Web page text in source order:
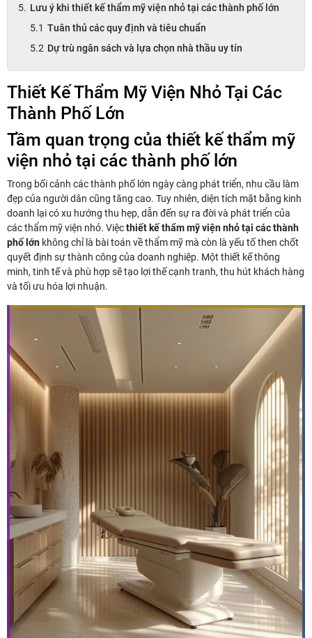
Lưu ý khi thiết kế thẩm mỹ viện nhỏ tại các thành phố lớn
Tuân thủ các quy định và tiêu chuẩn
Dự trù ngân sách và lựa chọn nhà thầu uy tín
Thiết Kế Thẩm Mỹ Viện Nhỏ Tại Các
Thành Phố Lớn
Tầm quan trọng của thiết kế thẩm mỹ
viện nhỏ tại các thành phố lớn
Trong bối cảnh các thành phố lớn ngày càng phát triển, nhu cầu làm
đẹp của người dân cũng tăng cao. Tuy nhiên, diện tích mặt bằng kinh
doanh lại có xu hướng thu hẹp, dẫn đến sự ra đời và phát triển của
các thẩm mỹ viện nhỏ. Việcthiết kế thẩm mỹ viện nhỏ tại các thành
phố lớn không chỉ là bài toán về thẩm mỹ mà còn là yếu tố then chốt
quyết định sự thành công của doanh nghiệp. Một thiết kế thông
minh, tinh tế và phù hợp sẽ tạo lợi thế cạnh tranh, thu hút khách hàng
và tối ưu hóa lợi nhuận.